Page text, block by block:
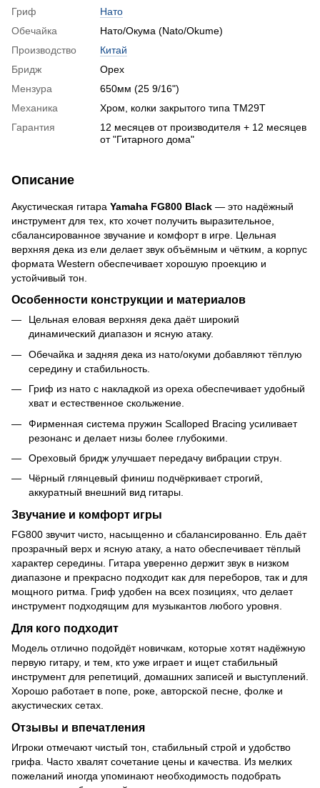
Гриф
Нато
Обечайка
Нато/Окума (Nato/Okume)
Производство
Китай
Бридж
Орех
Мензура
650мм (25 9/16")
Механика
Хром, колки закрытого типа TM29T
Гарантия
12 месяцев от производителя + 12 месяцев
от "Гитарного дома"
Описание
Акустическая гитара Yamaha FG800 Black — это надёжный
инструмент для тех, кто хочет получить выразительное,
сбалансированное звучание и комфорт в игре. Цельная
верхняя дека из ели делает звук объёмным и чётким, а корпус
формата Western обеспечивает хорошую проекцию и
устойчивый тон.
Особенности конструкции и материалов
Цельная еловая верхняя дека даёт широкий
динамический диапазон и ясную атаку.
Обечайка и задняя дека из нато/окуми добавляют тёплую
середину и стабильность.
Гриф из нато с накладкой из ореха обеспечивает удобный
хват и естественное скольжение.
Фирменная система пружин Scalloped Bracing усиливает
резонанс и делает низы более глубокими.
Ореховый бридж улучшает передачу вибрации струн.
Чёрный глянцевый финиш подчёркивает строгий,
аккуратный внешний вид гитары.
Звучание и комфорт игры
FG800 звучит чисто, насыщенно и сбалансированно. Ель даёт
прозрачный верх и ясную атаку, а нато обеспечивает тёплый
характер середины. Гитара уверенно держит звук в низком
диапазоне и прекрасно подходит как для переборов, так и для
мощного ритма. Гриф удобен на всех позициях, что делает
инструмент подходящим для музыкантов любого уровня.
Для кого подходит
Модель отлично подойдёт новичкам, которые хотят надёжную
первую гитару, и тем, кто уже играет и ищет стабильный
инструмент для репетиций, домашних записей и выступлений.
Хорошо работает в попе, роке, авторской песне, фолке и
акустических сетах.
Отзывы и впечатления
Игроки отмечают чистый тон, стабильный строй и удобство
грифа. Часто хвалят сочетание цены и качества. Из мелких
пожеланий иногда упоминают необходимость подобрать